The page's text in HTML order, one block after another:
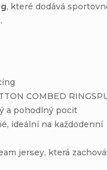
, které dodává
COMBED
a pohodlný pocit
ideální na každodenní
jersey, která